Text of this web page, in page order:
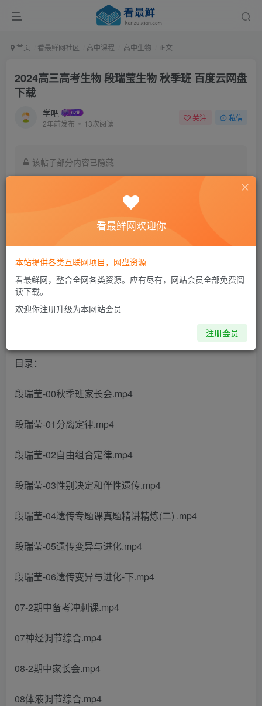
首页 看最鲜网社区 高中课程 高中生物 正文
2024高三高考生物 段瑞莹生物 秋季班 百度云网盘
下载
学吧
2年前发布 13次阅读
关注 私信
该帖子部分内容已隐藏
9.9
免费
此内容为付费阅读，请付费后查看
目录：
段瑞莹-00秋季班家长会.mp4
段瑞莹-01分离定律.mp4
段瑞莹-02自由组合定律.mp4
段瑞莹-03性别决定和伴性遗传.mp4
段瑞莹-04遗传专题课真题精讲精炼(二) .mp4
段瑞莹-05遗传变异与进化.mp4
段瑞莹-06遗传变异与进化-下.mp4
07-2期中备考冲刺课.mp4
07神经调节综合.mp4
08-2期中家长会.mp4
08体液调节综合.mp4
看最鲜网欢迎你
本站提供各类互联网项目，网盘资源
看最鲜网，整合全网各类资源。应有尽有，网站会员全部免费阅
读下载。
欢迎你注册升级为本网站会员
注册会员